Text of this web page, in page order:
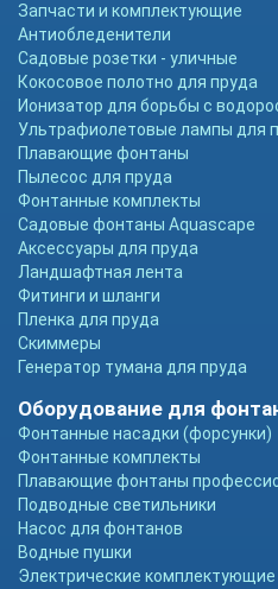
Запчасти и комплектующие
Антиобледенители
Садовые розетки - уличные
Кокосовое полотно для пруда
Ионизатор для борьбы с
Ультрафиолетовые лампы для
Плавающие фонтаны
Пылесос для пруда
Фонтанные комплекты
Садовые фонтаны Aquascape
Аксессуары для пруда
Ландшафтная лента
Фитинги и шланги
Пленка для пруда
Скиммеры
Генератор тумана для пруда
Оборудование для
Фонтанные насадки (форсунки)
Фонтанные комплекты
Плавающие фонтаны
Подводные светильники
Насос для фонтанов
Водные пушки
Электрические комплектующие